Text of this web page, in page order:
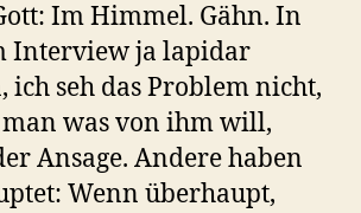
Im Himmel. Gähn. In
Interview ja lapidar
ich seh das Problem nicht,
was von ihm will,
Ansage. Andere haben
Wenn überhaupt,